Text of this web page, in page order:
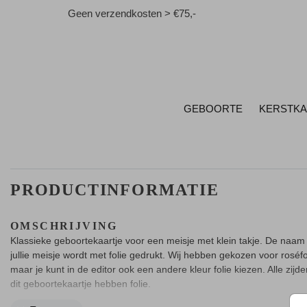
Geen verzendkosten > €75,-
GEBOORTE
PRODUCTINFORMATIE
OMSCHRIJVING
Klassieke geboortekaartje voor een meisje met klein takje. De naam
jullie meisje wordt met folie gedrukt. Wij hebben gekozen voor
maar je kunt in de editor ook een andere kleur folie kiezen. Alle
dit geboortekaartje hebben folie.